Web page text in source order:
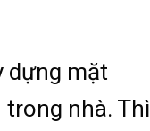
dựng mặt
nhà. Thì